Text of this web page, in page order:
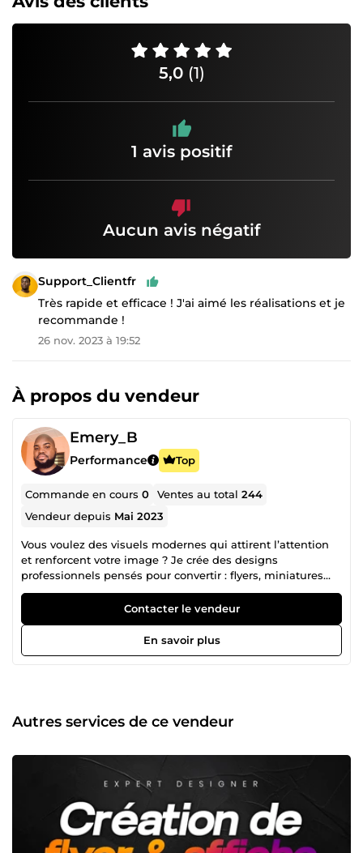
5,0 (1)
1 avis positif
Aucun avis négatif
Support_Clientfr
Très rapide et efficace ! J'ai aimé les réalisations et je
recommande !
26 nov. 2023 à 19:52
À propos du vendeur
Emery_B
Performance Top
Commande en cours0 Ventes au total244
Vendeur depuis Mai 2023
Vous voulez des visuels modernes qui attirent l’attention
et renforcent votre image ? Je crée des designs
professionnels pensés pour convertir : flyers, miniatures
YouTube, packaging, identité visuelle, etc. ✅ Visuels
modernes et impactants ✅ Branding professionnel et
cohérent ✅ Designs pensés pour attirer plus de clients
J’aide entrepreneurs, créateurs et marques à avoir une
image forte et mémorable. 💡 Chaque design est créé pour
Contacter le vendeur
En savoir plus
Autres services de ce vendeur